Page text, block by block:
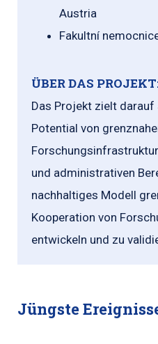
Austria
Fakultní
ÜBER DAS
Das Projekt zielt
Potential von
und administrativen
nachhaltiges Modell
Kooperation von
entwickeln und zu
Jüngste